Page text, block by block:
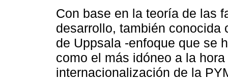
Con base en la teoría de las
desarrollo, también conocida
de Uppsala -enfoque que se
como el más idóneo a la
internacionalización de la